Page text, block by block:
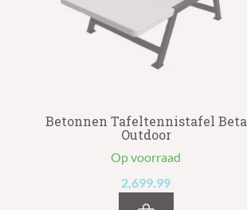
Betonnen Tafeltennistafel Beta
Outdoor
Op voorraad
2,699.99